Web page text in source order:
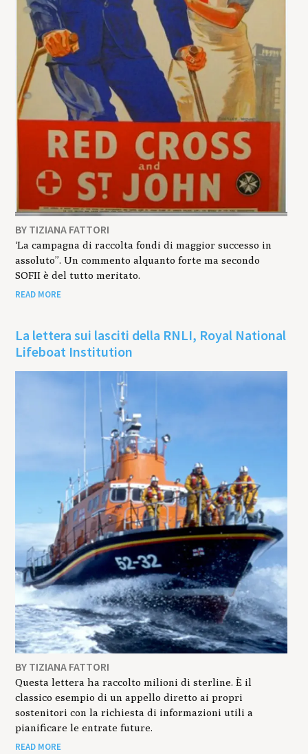
BY TIZIANA FATTORI
‘La campagna di raccolta fondi di maggior successo in
assoluto”. Un commento alquanto forte ma secondo
SOFII è del tutto meritato.
READ MORE
La lettera sui lasciti della RNLI, Royal National
Lifeboat Institution
BY TIZIANA FATTORI
Questa lettera ha raccolto milioni di sterline. È il
classico esempio di un appello diretto ai propri
sostenitori con la richiesta di informazioni utili a
pianificare le entrate future.
READ MORE